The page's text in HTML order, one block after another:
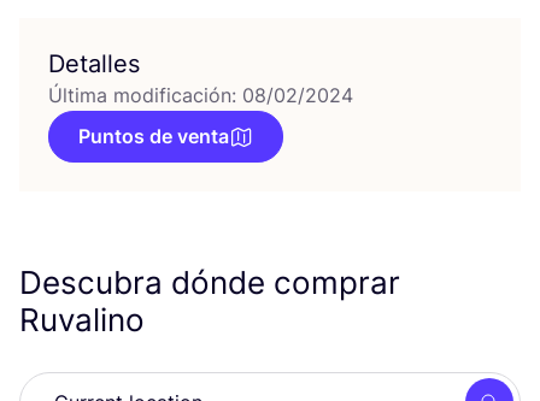
Detalles
Última modificación: 08/02/2024
Puntos de venta
Descubra dónde comprar
Ruvalino